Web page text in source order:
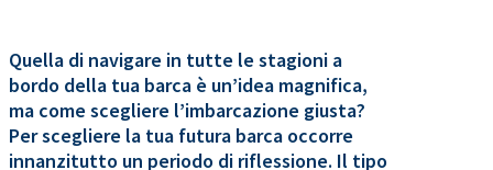
Quella di navigare in tutte le stagioni a
bordo della tua barca è un’idea magnifica,
ma come scegliere l’imbarcazione giusta?
Per scegliere la tua futura barca occorre
innanzitutto un periodo di riflessione. Il tipo